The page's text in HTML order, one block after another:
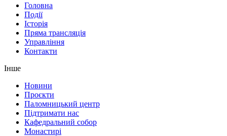
Головна
Події
Історія
Пряма трансляція
Управління
Контакти
Інше
Новини
Проєкти
Паломницький центр
Підтримати нас
Кафедральний собор
Монастирі